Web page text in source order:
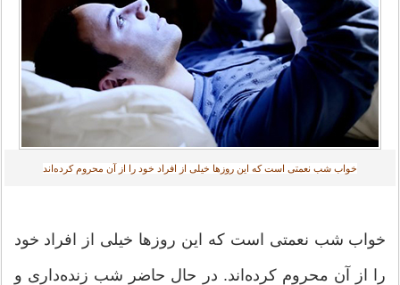
خواب شب نعمتی است که این روزها خیلی از افراد خود را از آن محروم کرده‌اند‎
خواب شب نعمتی است که این روزها خیلی از افراد خود
را از آن محروم کرده‌اند. در حال حاضر شب زنده‌داری و